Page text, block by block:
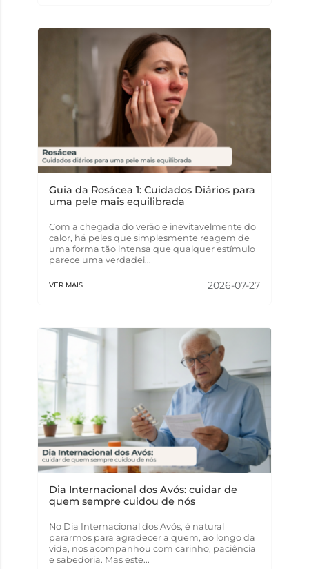
Guia da Rosácea 1: Cuidados Diários para
uma pele mais equilibrada
Com a chegada do verão e inevitavelmente do
calor, há peles que simplesmente reagem de
uma forma tão intensa que qualquer estímulo
parece uma verdadei...
VER MAIS 2026-07-27
Dia Internacional dos Avós: cuidar de
quem sempre cuidou de nós
No Dia Internacional dos Avós, é natural
pararmos para agradecer a quem, ao longo da
vida, nos acompanhou com carinho, paciência
e sabedoria. Mas este...